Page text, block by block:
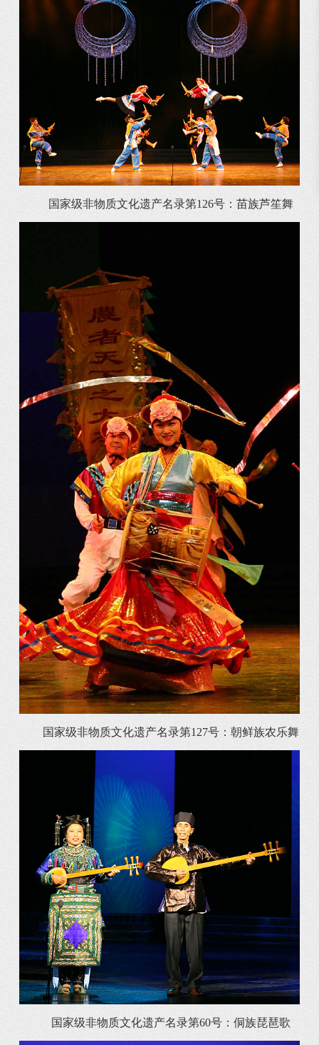
国家级非物质文化遗产名录第126号：苗族芦笙舞
国家级非物质文化遗产名录第127号：朝鲜族农乐舞
国家级非物质文化遗产名录第60号：侗族琵琶歌